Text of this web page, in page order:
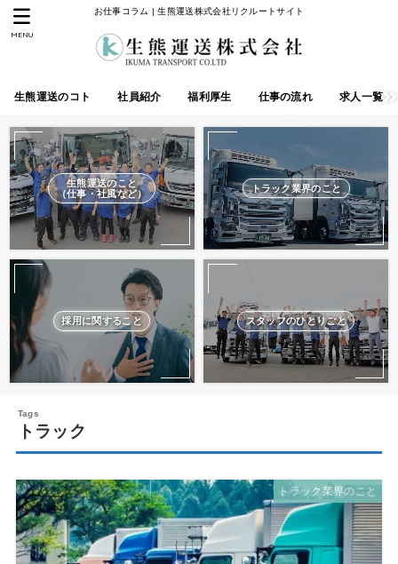
お仕事コラム | 生熊運送株式会社リクルートサイト
生熊運送のコト 社員紹介 福利厚生 仕事の流れ 求人一覧
MENU
生熊運送のこと
（仕事・社風など）
トラック業界のこと
採用に関すること スタッフのひとりごと
トラック
トラック業界のこと